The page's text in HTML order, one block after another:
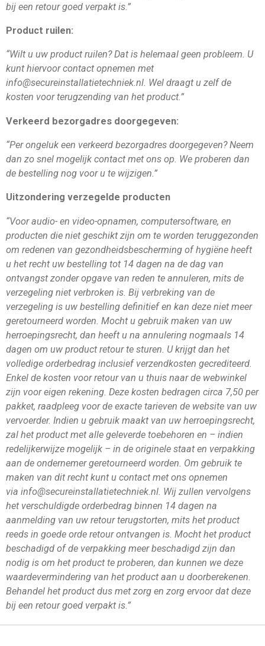
bij een retour goed verpakt is.”
Product ruilen:
“Wilt u uw product ruilen? Dat is helemaal geen probleem. U
kunt hiervoor contact opnemen met
info@secureinstallatietechniek.nl. Wel draagt u zelf de
kosten voor terugzending van het product.”
Verkeerd bezorgadres doorgegeven:
“Per ongeluk een verkeerd bezorgadres doorgegeven? Neem
dan zo snel mogelijk contact met ons op. We proberen dan
de bestelling nog voor u te wijzigen.”
Uitzondering verzegelde producten
“Voor audio- en video-opnamen, computersoftware, en
producten die niet geschikt zijn om te worden teruggezonden
om redenen van gezondheidsbescherming of hygiëne heeft
u het recht uw bestelling tot 14 dagen na de dag van
ontvangst zonder opgave van reden te annuleren, mits de
verzegeling niet verbroken is. Bij verbreking van de
verzegeling is uw bestelling definitief en kan deze niet meer
geretourneerd worden. Mocht u gebruik maken van uw
herroepingsrecht, dan heeft u na annulering nogmaals 14
dagen om uw product retour te sturen. U krijgt dan het
volledige orderbedrag inclusief verzendkosten gecrediteerd.
Enkel de kosten voor retour van u thuis naar de webwinkel
zijn voor eigen rekening. Deze kosten bedragen circa 7,50 per
pakket, raadpleeg voor de exacte tarieven de website van uw
vervoerder. Indien u gebruik maakt van uw herroepingsrecht,
zal het product met alle geleverde toebehoren en – indien
redelijkerwijze mogelijk – in de originele staat en verpakking
aan de ondernemer geretourneerd worden. Om gebruik te
maken van dit recht kunt u contact met ons opnemen
via info@secureinstallatietechniek.nl. Wij zullen vervolgens
het verschuldigde orderbedrag binnen 14 dagen na
aanmelding van uw retour terugstorten, mits het product
reeds in goede orde retour ontvangen is. Mocht het product
beschadigd of de verpakking meer beschadigd zijn dan
nodig is om het product te proberen, dan kunnen we deze
waardevermindering van het product aan u doorberekenen.
Behandel het product dus met zorg en zorg ervoor dat deze
bij een retour goed verpakt is.”